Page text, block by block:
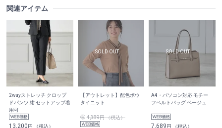
関連アイテム
2wayストレッチ クロップ
ドパンツ 紺 セットアップ着
用可
13,200円 （税込）
【アウトレット】配色ボウ
タイニット
4,389円 （税込）
A4・パソコン対応 モチー
フベルトバッグ ベージュ
7,689円 （税込）